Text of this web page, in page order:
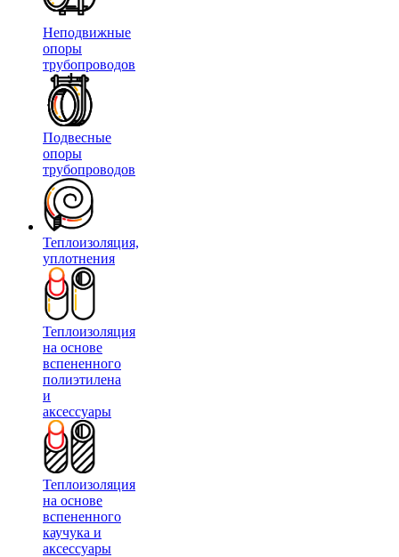
Неподвижные
опоры
трубопроводов
Подвесные
опоры
трубопроводов
Теплоизоляция,
уплотнения
Теплоизоляция
на основе
вспененного
полиэтилена
и
аксессуары
Теплоизоляция
на основе
вспененного
каучука и
аксессуары